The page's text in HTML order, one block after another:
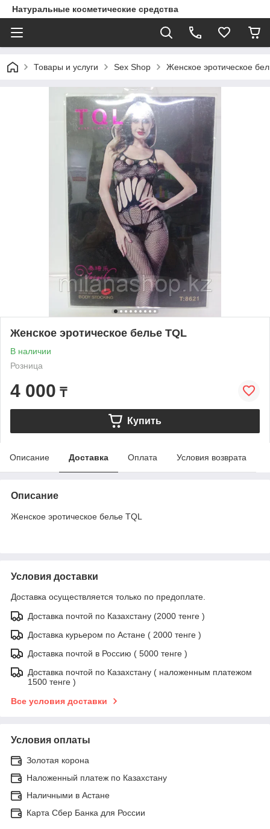
Натуральные косметические средства
Товары и услуги Sex Shop Женское эротическое
Женское эротическое белье TQL
В наличии
Розница
4 000 ₸
Купить
Описание Доставка Оплата Условия возврата
Описание
Женское эротическое белье TQL
Условия доставки
Доставка осуществляется только по предоплате.
Доставка почтой по Казахстану (2000 тенге )
Доставка курьером по Астане ( 2000 тенге )
Доставка почтой в Россию ( 5000 тенге )
Доставка почтой по Казахстану ( наложенным платежом
1500 тенге )
Все условия доставки
Условия оплаты
Золотая корона
Наложенный платеж по Казахстану
Наличными в Астане
Карта Сбер Банка для России